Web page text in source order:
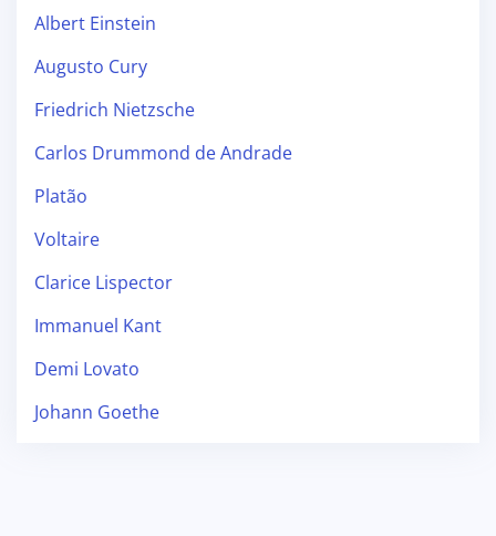
Albert Einstein
Augusto Cury
Friedrich Nietzsche
Carlos Drummond de Andrade
Platão
Voltaire
Clarice Lispector
Immanuel Kant
Demi Lovato
Johann Goethe